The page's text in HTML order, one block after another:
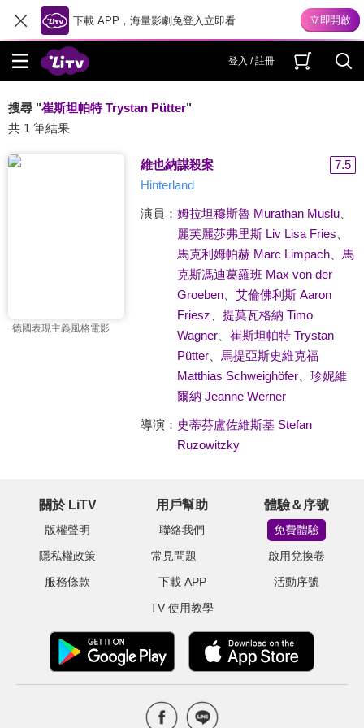
下載 APP，海量影劇免登入立即看
登入 / 註冊
搜尋 "崔斯坦帕特 Trystan Pütter"
共 1 筆結果
德國表現主義風格電影
維也納謀殺案
7.5
Hinterland
演員： 姆拉坦穆斯魯 Murathan Muslu、
麗芙麗莎弗里斯 Liv Lisa Fries
馬克利姆帕赫 Marc Limpach、 馬
克斯馮迪葛羅班 Max von der
Groeben、 艾倫佛利斯 Aaron
Friesz
提莫瓦格納 Timo
Wagner、 崔斯坦帕特 Trystan
Pütter、 馬提亞斯史維克福
Matthias Schweighöfer、 珍妮維
爾納 Jeanne Werner
導演： 史蒂芬盧佐維斯基 Stefan
Ruzowitzky
關於 LiTV
版權聲明
隱私權政策
服務條款
用戶幫助
聯絡我們
常見問題
下載 APP
TV 使用教學
體驗＆序號
免費體驗
啟用兌換卷
活動序號